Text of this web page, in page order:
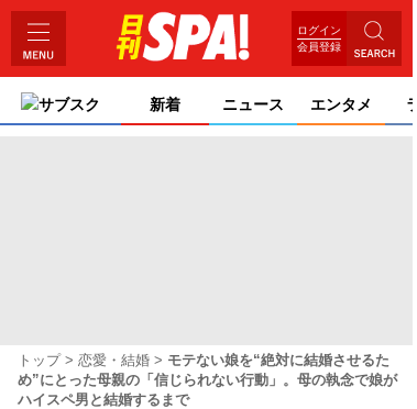
ログイン
会員登録
サブスク 新着 ニュース エンタメ
トップ 恋愛・結婚
モテない娘を“絶対に結婚させるた
め”にとった母親の「信じられない行動」。母の執念で娘が
ハイスペ男と結婚するまで